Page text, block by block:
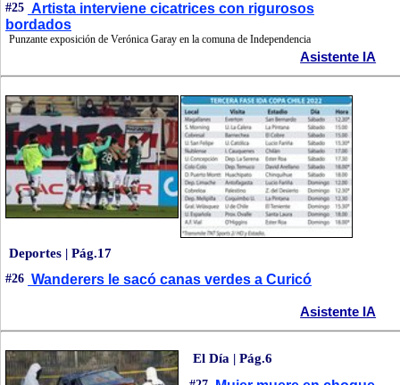
#25 Artista interviene cicatrices con rigurosos
bordados
Punzante exposición de Verónica Garay en la comuna de Independencia
Asistente IA
Deportes | Pág.17
#26 Wanderers le sacó canas verdes a Curicó
Asistente IA
El Día | Pág.6